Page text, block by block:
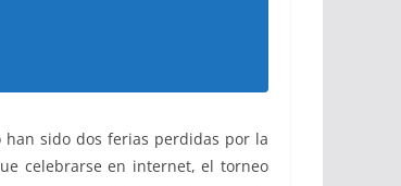
sido dos ferias perdidas por la
celebrarse en internet, el torneo